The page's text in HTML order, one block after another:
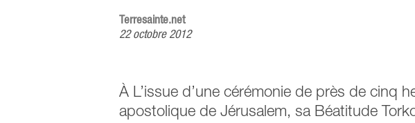
Terresainte.net
22 octobre 2012
À L’issue d’une cérémonie de près de cinq
apostolique de Jérusalem, sa Béatitude